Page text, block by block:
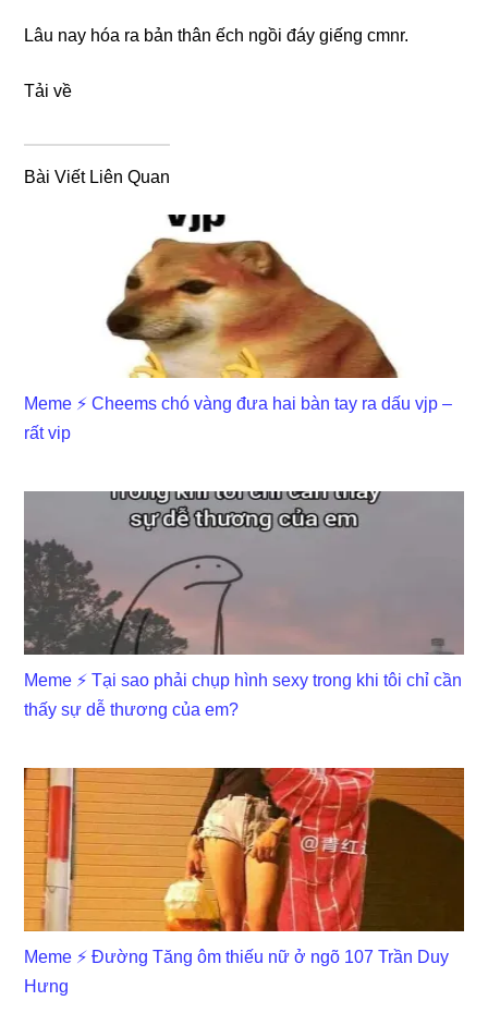
Lâu nay hóa ra bản thân ếch ngồi đáy giếng cmnr.
Tải về
Bài Viết Liên Quan
Meme ⚡ Cheems chó vàng đưa hai bàn tay ra dấu vjp –
rất vip
Meme ⚡ Tại sao phải chụp hình sexy trong khi tôi chỉ cần
thấy sự dễ thương của em?
Meme ⚡ Đường Tăng ôm thiếu nữ ở ngõ 107 Trần Duy
Hưng